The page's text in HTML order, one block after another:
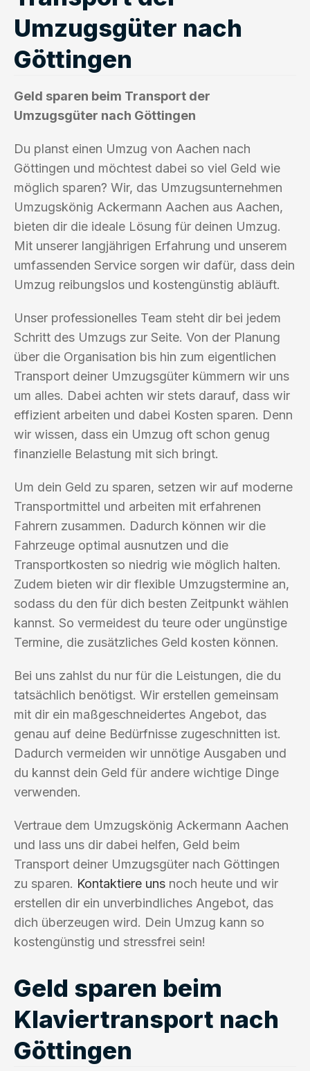
Umzugsgüter nach
Göttingen
Geld sparen beim Transport der
Umzugsgüter nach Göttingen
Du planst einen Umzug von Aachen nach
Göttingen und möchtest dabei so viel Geld wie
möglich sparen? Wir, das Umzugsunternehmen
Umzugskönig Ackermann Aachen aus Aachen,
bieten dir die ideale Lösung für deinen Umzug.
Mit unserer langjährigen Erfahrung und unserem
umfassenden Service sorgen wir dafür, dass dein
Umzug reibungslos und kostengünstig abläuft.
Unser professionelles Team steht dir bei jedem
Schritt des Umzugs zur Seite. Von der Planung
über die Organisation bis hin zum eigentlichen
Transport deiner Umzugsgüter kümmern wir uns
um alles. Dabei achten wir stets darauf, dass wir
effizient arbeiten und dabei Kosten sparen. Denn
wir wissen, dass ein Umzug oft schon genug
finanzielle Belastung mit sich bringt.
Um dein Geld zu sparen, setzen wir auf moderne
Transportmittel und arbeiten mit erfahrenen
Fahrern zusammen. Dadurch können wir die
Fahrzeuge optimal ausnutzen und die
Transportkosten so niedrig wie möglich halten.
Zudem bieten wir dir flexible Umzugstermine an,
sodass du den für dich besten Zeitpunkt wählen
kannst. So vermeidest du teure oder ungünstige
Termine, die zusätzliches Geld kosten können.
Bei uns zahlst du nur für die Leistungen, die du
tatsächlich benötigst. Wir erstellen gemeinsam
mit dir ein maßgeschneidertes Angebot, das
genau auf deine Bedürfnisse zugeschnitten ist.
Dadurch vermeiden wir unnötige Ausgaben und
du kannst dein Geld für andere wichtige Dinge
verwenden.
Vertraue dem Umzugskönig Ackermann Aachen
und lass uns dir dabei helfen, Geld beim
Transport deiner Umzugsgüter nach Göttingen
zu sparen. Kontaktiere uns noch heute und wir
erstellen dir ein unverbindliches Angebot, das
dich überzeugen wird. Dein Umzug kann so
kostengünstig und stressfrei sein!
Geld sparen beim
Klaviertransport nach
Göttingen